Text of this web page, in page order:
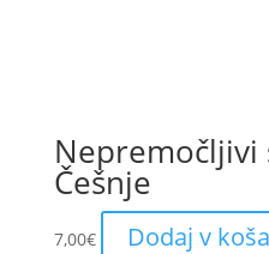
Nepremočljivi
Češnje
7,00€ Dodaj v